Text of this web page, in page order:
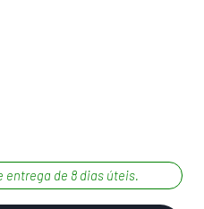
entrega de 8 dias úteis.